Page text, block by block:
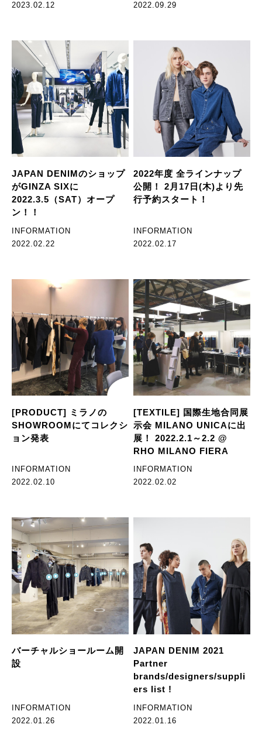
2023.02.12
2022.09.29
JAPAN DENIMのショップ
がGINZA SIXに
2022.3.5（SAT）オープ
ン！！
INFORMATION
2022.02.22
2022年度 全ラインナップ
公開！ 2月17日(木)より先
行予約スタート！
INFORMATION
2022.02.17
[PRODUCT] ミラノの
SHOWROOMにてコレクシ
ョン発表
INFORMATION
2022.02.10
[TEXTILE] 国際生地合同展
示会 MILANO UNICAに出
展！ 2022.2.1～2.2 @
RHO MILANO FIERA
INFORMATION
2022.02.02
バーチャルショールーム開
設
INFORMATION
2022.01.26
JAPAN DENIM 2021
Partner
brands/designers/suppli
ers list !
INFORMATION
2022.01.16